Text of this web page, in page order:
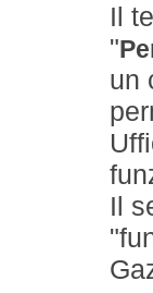
Il
"
un
Il